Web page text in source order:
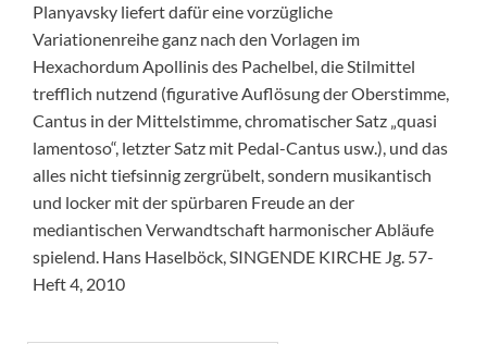
Planyavsky liefert dafür eine vorzügliche
Variationenreihe ganz nach den Vorlagen im
Hexachordum Apollinis des Pachelbel, die Stilmittel
trefflich nutzend (figurative Auflösung der Oberstimme,
Cantus in der Mittelstimme, chromatischer Satz „quasi
lamentoso“, letzter Satz mit Pedal-Cantus usw.), und das
alles nicht tiefsinnig zergrübelt, sondern musikantisch
und locker mit der spürbaren Freude an der
mediantischen Verwandtschaft harmonischer Abläufe
spielend. Hans Haselböck, SINGENDE KIRCHE Jg. 57-
Heft 4, 2010